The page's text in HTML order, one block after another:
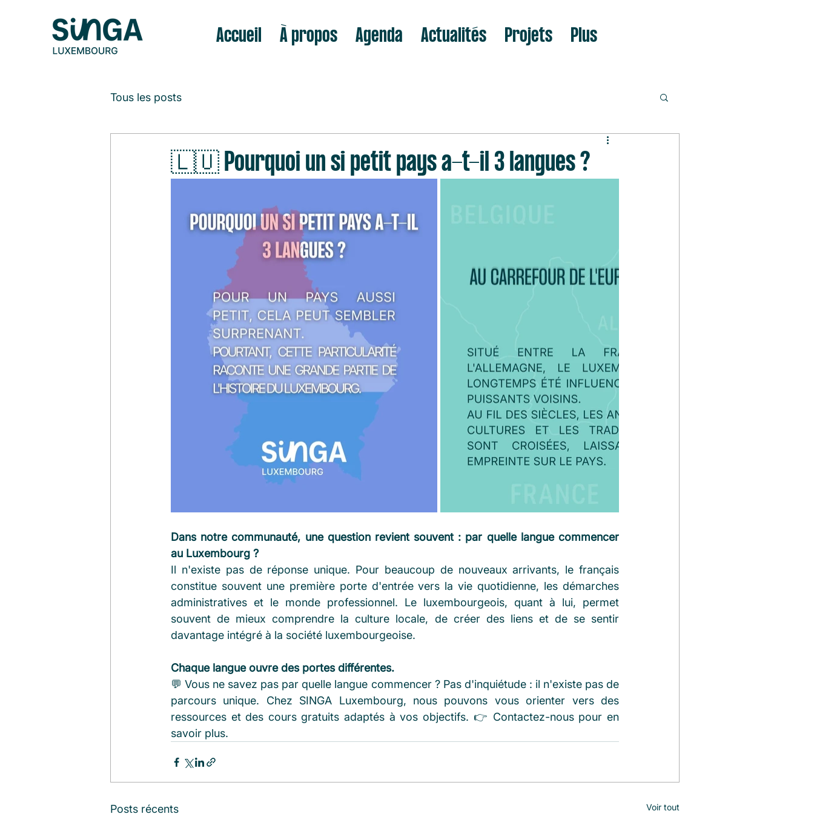
Accueil À propos Agenda Actualités Projets Plus
Tous les posts
🇱🇺 Pourquoi un si petit pays a-t-il 3 langues ?
Dans notre communauté, une question revient souvent : par quelle langue commencer
au Luxembourg ?
Il n'existe pas de réponse unique. Pour beaucoup de nouveaux arrivants, le français
constitue souvent une première porte d'entrée vers la vie quotidienne, les démarches
administratives et le monde professionnel. Le luxembourgeois, quant à lui, permet
souvent de mieux comprendre la culture locale, de créer des liens et de se sentir
davantage intégré à la société luxembourgeoise.
Chaque langue ouvre des portes différentes.
💬 Vous ne savez pas par quelle langue commencer ? Pas d'inquiétude : il n'existe pas de
parcours unique. Chez SINGA Luxembourg, nous pouvons vous orienter vers des
ressources et des cours gratuits adaptés à vos objectifs. 👉 Contactez-nous pour en
savoir plus.
Posts récents Voir tout